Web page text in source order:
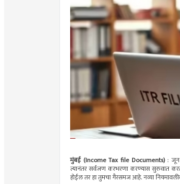
मुंबई (Income Tax file Documents) : जून
त्यानंतर सर्वजण करभरणा करण्यास सुरुवात
होईल तर हा तुमचा गैरसमज आहे. नव्या